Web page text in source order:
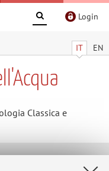
Login
IT EN
Classica e